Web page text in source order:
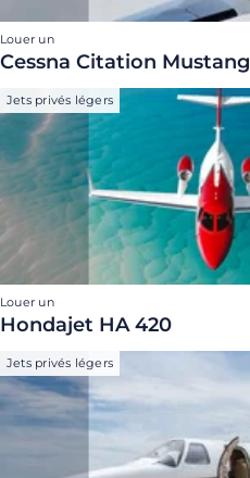
Louer un
Cessna Citation Mustang
Jets privés légers
Louer un
Hondajet HA 420
Jets privés légers